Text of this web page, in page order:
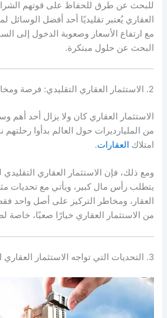
للبحث عن طرق للحفاظ على قوتهم
العقاري يُعتبر تقليديًا أحد أفضل الوسائل
مع ارتفاع الأسعار وصعوبة الدخول إلى
البحث عن حلول مبتكرة.
2. الاستثمار العقاري التقليدي: فرصة ومخاطرة
الاستثمار العقاري كان ولا يزال أحد أهم
من المليارديرات حول العالم بدأوا رحلتهم
امتلاك العقارات.
ومع ذلك، فإن الاستثمار العقاري
يتطلب رأس مال كبير، ويأتي مع تحديات
العقار، ومخاطر التركيز على أصل واحد
من الاستثمار العقاري خيارًا صعبًا، خاصة
3. التحديات التي تواجه الاستثمار العقاري التقليدي